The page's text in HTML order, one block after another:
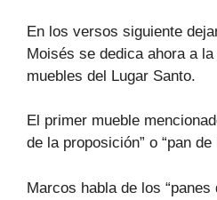
En los versos siguiente
Moisés se dedica ahora a
muebles del Lugar Santo.
El primer mueble
de la proposición” o “pan
Marcos habla de los “panes